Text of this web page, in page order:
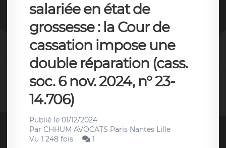
salariée en état de
grossesse : la Cour de
cassation impose une
double réparation (cass.
soc. 6 nov. 2024, n° 23-
14.706)
Publié le 01/12/2024
Par CHHUM AVOCATS Paris Nantes Lille
Vu 1 248 fois
1